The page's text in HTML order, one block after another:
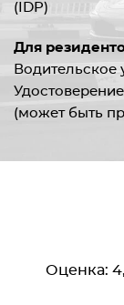
(IDP)
Для
(может быть
Оценка: